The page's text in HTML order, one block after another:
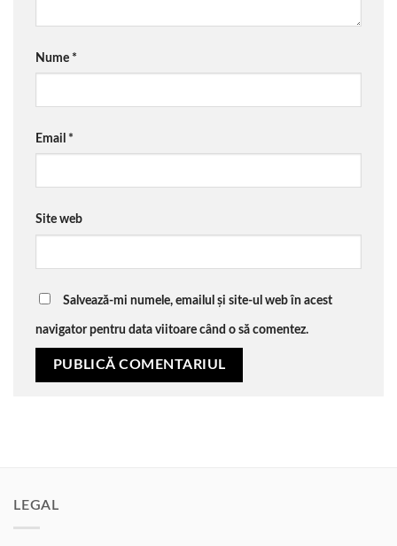
Nume *
Email *
Site web
Salvează-mi numele, emailul și site-ul web în acest
navigator pentru data viitoare când o să comentez.
LEGAL